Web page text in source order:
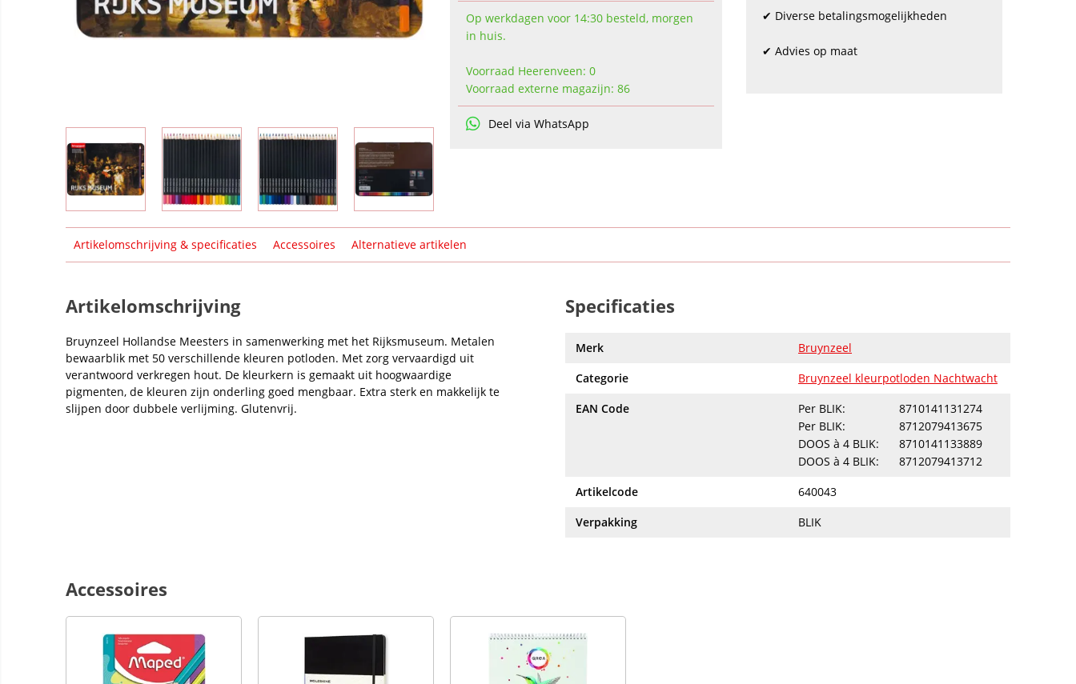
Op werkdagen voor 14:30 besteld, morgen
in huis.
Voorraad Heerenveen: 0
Voorraad externe magazijn: 86
Deel via WhatsApp
✔ Diverse betalingsmogelijkheden
✔ Advies op maat
Artikelomschrijving & specificaties Accessoires Alternatieve artikelen
Artikelomschrijving
Bruynzeel Hollandse Meesters in samenwerking met het Rijksmuseum. Metalen
bewaarblik met 50 verschillende kleuren potloden. Met zorg vervaardigd uit
verantwoord verkregen hout. De kleurkern is gemaakt uit hoogwaardige
pigmenten, de kleuren zijn onderling goed mengbaar. Extra sterk en makkelijk te
slijpen door dubbele verlijming. Glutenvrij.
Specificaties
Merk
Bruynzeel
Categorie
Bruynzeel kleurpotloden Nachtwacht
EAN Code
Per BLIK:
8710141131274
Per BLIK:
8712079413675
DOOS à 4 BLIK:
8710141133889
DOOS à 4 BLIK:
8712079413712
Artikelcode
640043
Verpakking
BLIK
Accessoires